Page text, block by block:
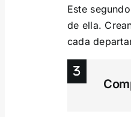
Este
de ella.
cada